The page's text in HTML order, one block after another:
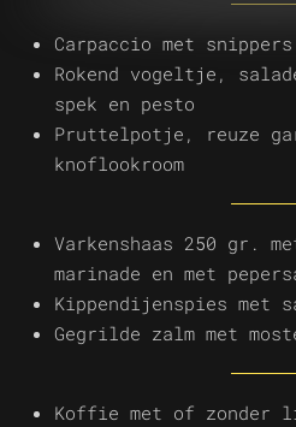
Carpaccio met snippers
Rokend vogeltje,
spek en pesto
Pruttelpotje, reuze
knoflookroom
Varkenshaas 250 gr.
marinade en met
Kippendijenspies met
Gegrilde zalm met
Koffie met of zonder